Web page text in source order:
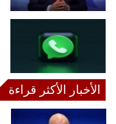
الأخبار الأكثر قراءة